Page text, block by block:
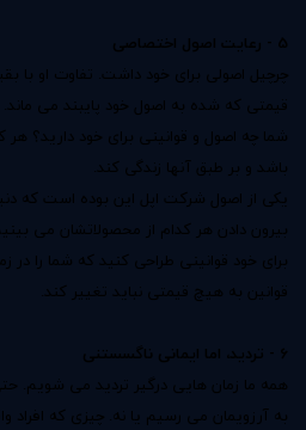
5 - رعایت اصول اختصاصی
چرچیل اصولی برای خود داشت. تفاوت او با
قیمتی که شده به اصول خود پایبند می ماند.
شما چه اصول و قوانینی برای خود دارید؟
باشد و بر طبق آنها زندگی کند.
یکی از اصول شرکت اپل این بوده است که
بیرون دادن هر کدام از محصولاتشان می
برای خود قوانینی طراحی کنید که شما را
قوانین به هیچ قیمتی نباید تغییر کند.
6 - تردید، اما ایمانی ناگسستنی
همه ما زمان هایی درگیر تردید می
به آرزویمان می رسیم یا نه. چیزی که افراد